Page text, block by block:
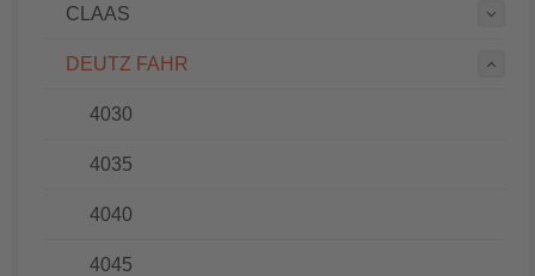
CLAAS
DEUTZ FAHR
4030
4035
4040
4045